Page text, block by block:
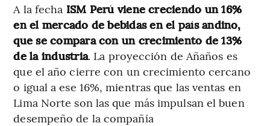
A la fecha ISM Perú viene creciendo un 16%
en el mercado de bebidas en el país andino,
que se compara con un crecimiento de 13%
de la industria. La proyección de Añaños es
que el año cierre con un crecimiento cercano
o igual a ese 16%, mientras que las ventas en
Lima Norte son las que más impulsan el buen
desempeño de la compañía